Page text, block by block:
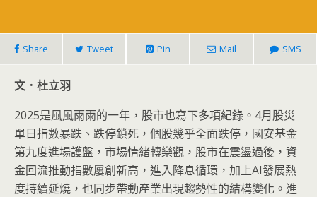
Share Tweet Pin Mail SMS
文．杜立羽
2025是風風雨雨的一年，股市也寫下多項紀錄。4月股災
單日指數暴跌、跌停鎖死，個股幾乎全面跌停，國安基金
第九度進場護盤，市場情緒轉樂觀，股市在震盪過後，資
金回流推動指數屢創新高，進入降息循環，加上AI發展熱
度持續延燒，也同步帶動產業出現趨勢性的結構變化。進